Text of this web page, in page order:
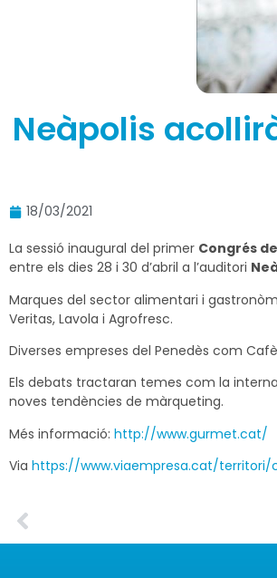
Neàpolis
18/03/2021
La sessió inaugural del primer Congrés
entre els dies 28 i 30 d’abril a l’auditori
Marques del sector alimentari i
Veritas, Lavola i Agrofresc.
Diverses empreses del Penedès com
Els debats tractaran temes com la
noves tendències de màrqueting.
Més informació: http://www.gurmet.cat/
Via https://www.viaempresa.cat/territori/